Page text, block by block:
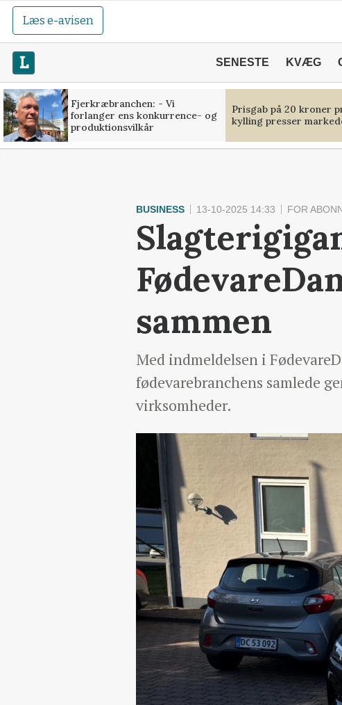
Læs e-avisen
SENESTE KVÆG
Fjerkræbranchen: - Vi
forlanger ens konkurrence- og
produktionsvilkår
Prisgab på 20 kroner
kylling presser
BUSINESS 13-10-2025 14:33 FOR
sammen
Med indmeldelsen i
fødevarebranchens samlede
virksomheder.